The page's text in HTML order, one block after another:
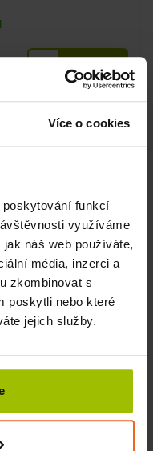
Více o cookies
poskytování funkcí
využíváme
náš web používáte,
média, inzerci a
zkombinovat s
poskytli nebo které
jejich služby.
kg parafínu, 4 l
KOUPIT